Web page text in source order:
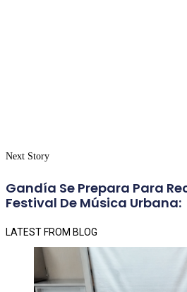
Next Story
Gandía Se Prepara Para
Festival De Música Urbana:
LATEST FROM BLOG